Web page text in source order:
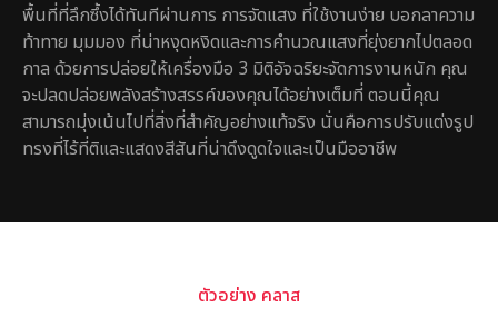
พื้นที่ที่ลึกซึ้งได้ทันทีผ่านการ การจัดแสง ที่ใช้งานง่าย บอกลาความ
ท้าทาย มุมมอง ที่น่าหงุดหงิดและการคำนวณแสงที่ยุ่งยากไปตลอด
กาล ด้วยการปล่อยให้เครื่องมือ 3 มิติอัจฉริยะจัดการงานหนัก คุณ
จะปลดปล่อยพลังสร้างสรรค์ของคุณได้อย่างเต็มที่ ตอนนี้คุณ
สามารถมุ่งเน้นไปที่สิ่งที่สำคัญอย่างแท้จริง นั่นคือการปรับแต่งรูป
ทรงที่ไร้ที่ติและแสดงสีสันที่น่าดึงดูดใจและเป็นมืออาชีพ
ตัวอย่าง คลาส